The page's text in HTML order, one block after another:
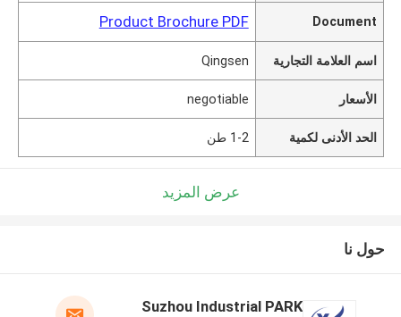
Document
Product Brochure PDF
اسم العلامة التجارية Qingsen
الأسعار negotiable
الحد الأدنى لكمية 1-2 طن
عرض المزيد
حول نا
Suzhou Industrial PARK